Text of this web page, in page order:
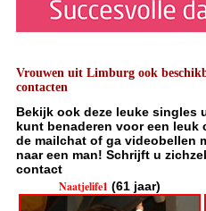
Vrouwen uit Limburg ook
contacten
Bekijk ook deze leuke singles
kunt benaderen voor een leuk
de mailchat of ga videobellen
naar een man! Schrijft u
contact
Naatjelife1 (61 jaar)